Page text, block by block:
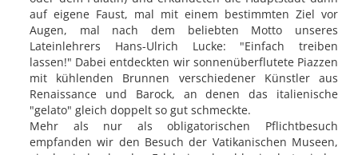
auf eigene Faust, mal mit einem bestimmten Ziel vor
Augen, mal nach dem beliebten Motto unseres
Lateinlehrers Hans-Ulrich Lucke: "Einfach treiben
lassen!" Dabei entdeckten wir sonnenüberflutete Piazzen
mit kühlenden Brunnen verschiedener Künstler aus
Renaissance und Barock, an denen das italienische
"gelato" gleich doppelt so gut schmeckte.
Mehr als nur als obligatorischen Pflichtbesuch
empfanden wir den Besuch der Vatikanischen Museen,